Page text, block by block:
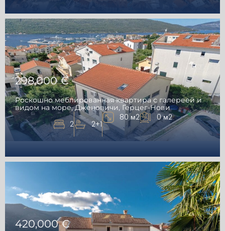
298,000 €
Роскошно меблированная квартира с галереей и
видом на море, Дженовичи, Герцег-Нови
2 2+1
80 м2 0 м2
420,000 €